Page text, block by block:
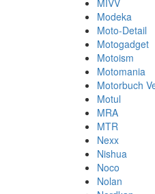
MIVV
Modeka
Moto-Detail
Motogadget
Motoism
Motomania
Motorbuch
Motul
MRA
MTR
Nexx
Nishua
Noco
Nolan